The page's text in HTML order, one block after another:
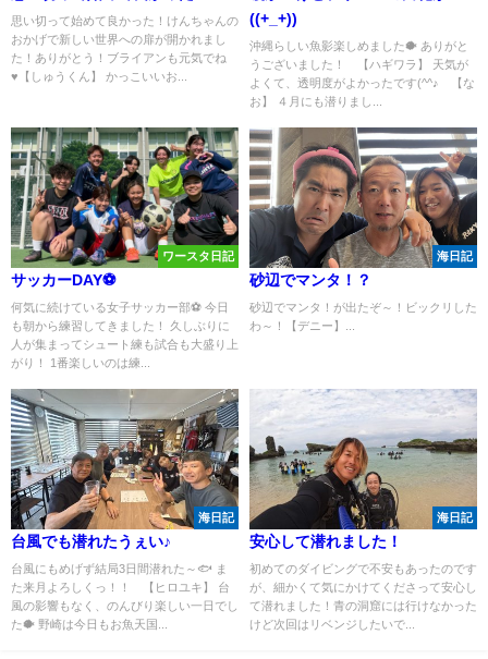
思い切って始めて良かった！けんちゃんの
おかげで新しい世界への扉が開かれまし
た！ありがとう！ブライアンも元気でね
♥【しゅうくん】 かっこいいお...
((+_+))
沖縄らしい魚影楽しめました🐡 ありがと
うございました！ 【ハギワラ】 天気が
よくて、透明度がよかったです(^^♪ 【な
お】 ４月にも潜りまし...
ワースタ日記
サッカーDAY⚽️
何気に続けている女子サッカー部⚽️ 今日
も朝から練習してきました！ 久しぶりに
人が集まってシュート練も試合も大盛り上
がり！ 1番楽しいのは練...
海日記
砂辺でマンタ！？
砂辺でマンタ！が出たぞ～！ビックリした
わ～！【デニー】...
海日記
台風でも潜れたうぇい♪
台風にもめげず結局3日間潜れた～🐟 ま
た来月よろしくっ！！ 【ヒロユキ】 台
風の影響もなく、のんびり楽しい一日でし
た🐡 野崎は今日もお魚天国...
海日記
安心して潜れました！
初めてのダイビングで不安もあったのです
が、細かくて気にかけてくださって安心し
て潜れました！青の洞窟には行けなかった
けど次回はリベンジしたいで...